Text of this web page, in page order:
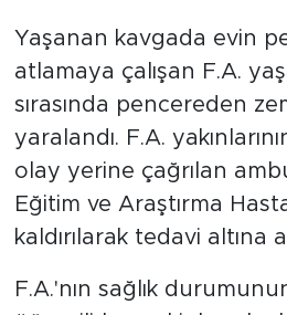
Yaşanan kavgada evin
atlamaya çalışan F.A.
sırasında pencereden
yaralandı. F.A.
olay yerine çağrılan
Eğitim ve Araştırma
kaldırılarak tedavi altına
F.A.'nın sağlık
Doğanşehir
Hekimhan
Kale
Pütürge